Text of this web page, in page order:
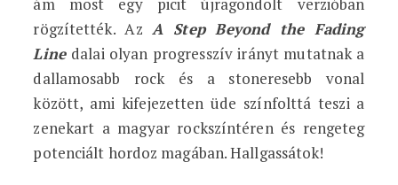
rögzítették. AzA Step Beyond the Fading
Line dalai olyan progresszív irányt mutatnak a
dallamosabb rock és a stoneresebb vonal
között, ami kifejezetten üde színfolttá teszi a
zenekart a magyar rockszíntéren és rengeteg
potenciált hordoz magában. Hallgassátok!